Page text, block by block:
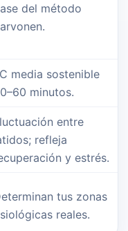
del método
media sostenible
minutos.
entre
refleja
y estrés.
tus zonas
reales.